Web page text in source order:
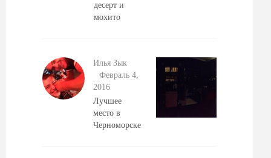
десерт и
мохито
Илья Зык
Февраль 4,
2016
Лучшее
место в
Черноморске